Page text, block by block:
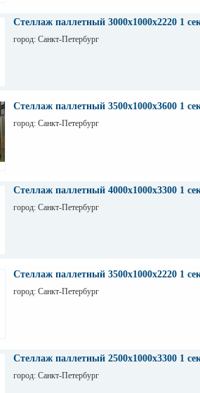
Стеллаж паллетный 3000х1000х2220 1
город: Санкт-Петербург
Стеллаж паллетный 3500х1000х3600 1
город: Санкт-Петербург
Стеллаж паллетный 4000х1000х3300 1
город: Санкт-Петербург
Стеллаж паллетный 3500х1000х2220 1
город: Санкт-Петербург
Стеллаж паллетный 2500х1000х3300 1
город: Санкт-Петербург